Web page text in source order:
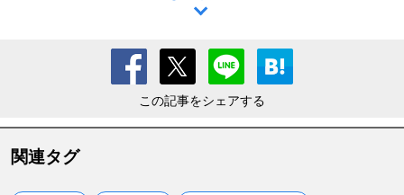
この記事をシェアする
関連タグ